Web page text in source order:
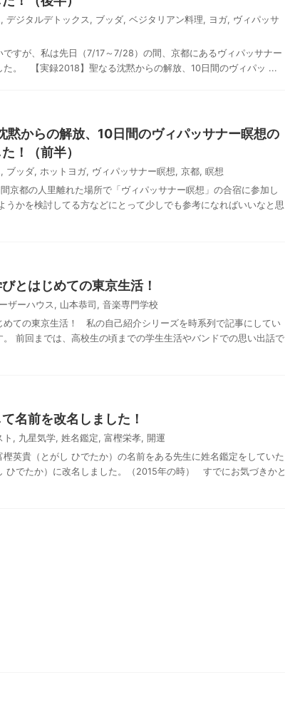
, デジタルデトックス, ブッダ, ベジタリアン料理, ヨガ, ヴィパッサ
ですが、私は先日（7/17～7/28）の間、京都にあるヴィパッサナー
た。 【実録2018】聖なる沈黙からの解放、10日間のヴィパッ ...
黙からの解放、10日間のヴィパッサナー瞑想の
！（前半）
, ブッダ, ホットヨガ, ヴィパッサナー瞑想, 京都, 瞑想
京都の人里離れた場所で「ヴィパッサナー瞑想」の合宿に参加し
うかを検討してる方などにとって少しでも参考になればいいなと思
とはじめての東京生活！
ザーハウス, 山本恭司 , 音楽専門学校
めての東京生活！ 私の自己紹介シリーズを時系列で記事にしてい
前回までは、高校生の頃までの学生生活やバンドでの思い出話で
名前を改名しました！
ト , 九星気学, 姓名鑑定, 富樫栄孝, 開運
英貴（とがし ひでたか）の名前をある先生に姓名鑑定をしていた
ひでたか）に改名しました。（2015年の時） すでにお気づきかと